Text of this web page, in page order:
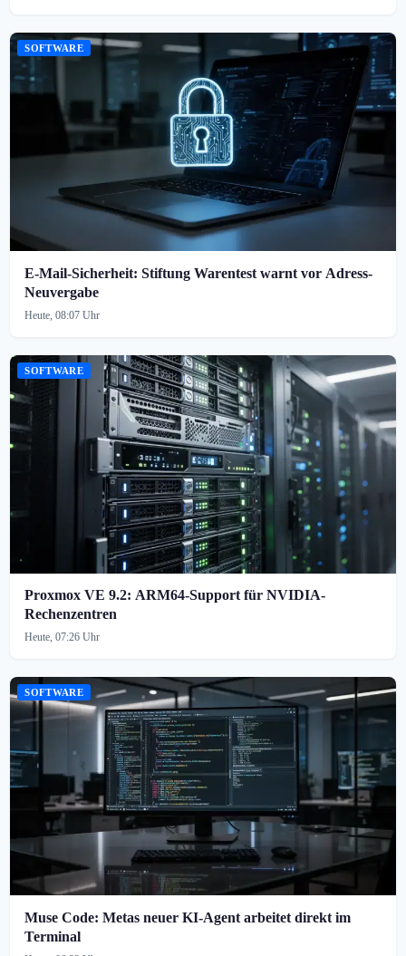
SOFTWARE
E-Mail-Sicherheit: Stiftung Warentest warnt vor Adress-
Neuvergabe
Heute, 08:07 Uhr
SOFTWARE
Proxmox VE 9.2: ARM64-Support für NVIDIA-
Rechenzentren
Heute, 07:26 Uhr
SOFTWARE
Muse Code: Metas neuer KI-Agent arbeitet direkt im
Terminal